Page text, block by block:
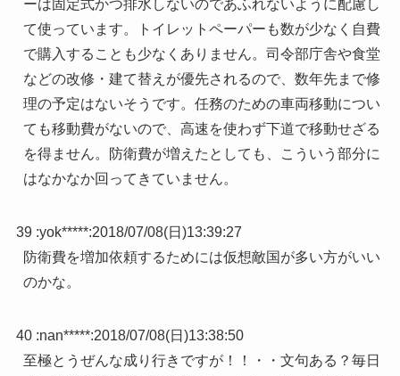
ーは固定式かつ排水しないのであふれないように配慮し
て使っています。トイレットペーパーも数が少なく自費
で購入することも少なくありません。司令部庁舎や食堂
などの改修・建て替えが優先されるので、数年先まで修
理の予定はないそうです。任務のための車両移動につい
ても移動費がないので、高速を使わず下道で移動せざる
を得ません。防衛費が増えたとしても、こういう部分に
はなかなか回ってきていません。
39 :yok*****:2018/07/08(日)13:39:27
防衛費を増加依頼するためには仮想敵国が多い方がいい
のかな。
40 :nan*****:2018/07/08(日)13:38:50
至極とうぜんな成り行きですが！！・・文句ある？毎日